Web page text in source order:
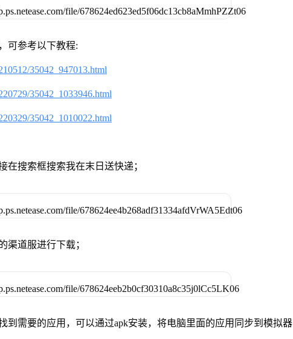
可参考以下教程:
35042_947013.html
35042_1033946.html
35042_1010022.html
在搜索框搜索我在末日送快递；
渠道服进行下载；
到需要的应用，可以通过apk安装，将电脑里面的应用同步到模拟器